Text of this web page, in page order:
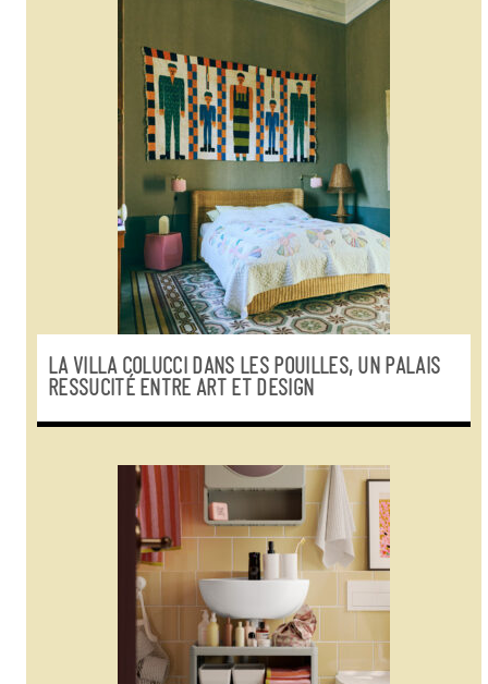
LA VILLA COLUCCI DANS LES POUILLES, UN PALAIS
RESSUCITÉ ENTRE ART ET DESIGN